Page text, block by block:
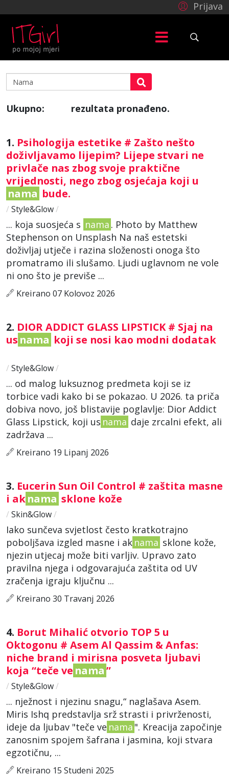
Prijava
Ukupno: rezultata pronađeno.
1. Psihologija estetike # Zašto nešto
doživljavamo lijepim? Lijepe stvari ne
privlače nas zbog svoje praktične
vrijednosti, nego zbog osjećaja koji u
nama bude.
/ Style&Glow/
... koja suosjeća s nama . Photo by Matthew
Stephenson on Unsplash Na naš estetski
doživljaj utječe i razina složenosti onoga što
promatramo ili slušamo. Ljudi uglavnom ne vole
ni ono što je previše ...
Kreirano 07 Kolovoz 2026
2. DIOR ADDICT GLASS LIPSTICK # Sjaj na
us nama koji se nosi kao modni dodatak
/ Style&Glow/
... od malog luksuznog predmeta koji se iz
torbice vadi kako bi se pokazao. U 2026. ta priča
dobiva novo, još blistavije poglavlje: Dior Addict
Glass Lipstick, koji us nama daje zrcalni efekt, ali
zadržava ...
Kreirano 19 Lipanj 2026
3. Eucerin Sun Oil Control # zaštita masne
i aknama sklone kože
/ Skin&Glow/
Iako sunčeva svjetlost često kratkotrajno
poboljšava izgled masne i ak nama sklone kože,
njezin utjecaj može biti varljiv. Upravo zato
pravilna njega i odgovarajuća zaštita od UV
zračenja igraju ključnu ...
Kreirano 30 Travanj 2026
4. Borut Mihalić otvorio TOP 5 u
Oktogonu # Asem Al Qassim & Anfas:
niche brand i mirisna posveta ljubavi
koja “teče ve nama”
/ Style&Glow/
... nježnost i njezinu snagu,“ naglašava Asem.
Miris Ishq predstavlja srž strasti i privrženosti,
ideje da ljubav "teče ve nama ". Kreacija započinje
zanosnim spojem šafrana i jasmina, koji stvara
egzotičnu, ...
Kreirano 15 Studeni 2025